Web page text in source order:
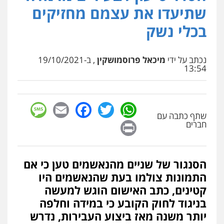
פלילי אלימות
0525544654
פלילי פשיעה חמורה מעצרים וחקירות
קטינים
עו"ד שלי גורביץ – לוי
משפט פלילי פשיעה חמורה מעצרים
וחקירות צבאי
0544218336
משרד עורכי דין חן ברוך
פלילי דיני תעבורה מעצרים וחקירות
0505078733
שתיעדו את עצמם מחזיקים
בכלי נשק
נכתב על ידי מיכאל פרוסמושקין , ב-19/10/2021
13:54
שתף כתבה עם
חברים
WhatsApp
Twitter
Facebook
Email
הסנגור של שניים מהנאשמים טען כי אם
התמונות צולמו בעת שהנאשמים היו
קטינים, כתב האישום הוגש למעשה
בניגוד לחוק הקובע כי במידה וחלפה
יותר משנה מאז ביצוע העבירות, נדרש